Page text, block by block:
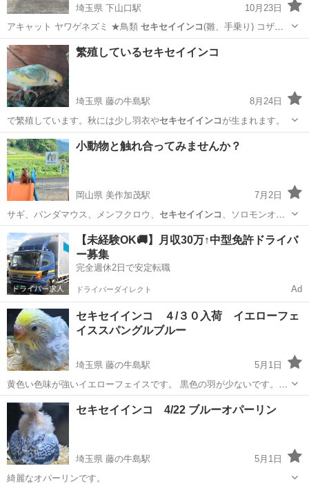
埼玉県 下山口駅
10月23日
アキャット ヤワゲネズミ ★鳥類 セキセイインコ (雛、手乗り) コザク
ラインコ …
埼玉 所沢市 下山口駅 ペットショップ
繁殖しているセキセイインコ
埼玉県 藤の牛島駅
8月24日
で繁殖しています。秋には少し羽衣やセキセイインコ が生まれます。
埼玉 春日部市 藤の牛島駅 引っ越し
小動物と触れ合ってみませんか？
岡山県 美作加茂駅
7月2日
サギ、パンダマウス、メンフクロウ、 セキセイインコ
、ソロモンオウ
ム、リクガメ、ヘビ(…
岡山 津山市 美作加茂駅 その他のペット
ミーアキャット
【未経験OK🚚】月収30万↑中型免許ドライバ
ー募集
完全週休2日で安定転職
ドライバーダイレクト Ad
セキセイインコ ４/３０入荷 イエローフェ
イススパングルブルー
埼玉県 藤の牛島駅
5月1日
黄色い色味が強いイエローフェイスです。 黒色の羽が少ないです。
2600円税別です。 水木曜日定休日 春日部市緑町４−２−６０
埼玉 春日部市 藤の牛島駅 セキセイインコ
セキセイインコ 4/22 ブルーオパーリン
埼玉県 藤の牛島駅
5月1日
綺麗なオパーリンです。